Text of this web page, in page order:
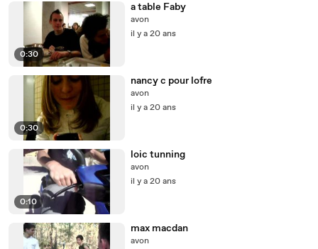
0:30
a table Faby
avon
il y a 20 ans
0:30
nancy c pour lofre
avon
il y a 20 ans
0:10
loic tunning
avon
il y a 20 ans
max macdan
avon